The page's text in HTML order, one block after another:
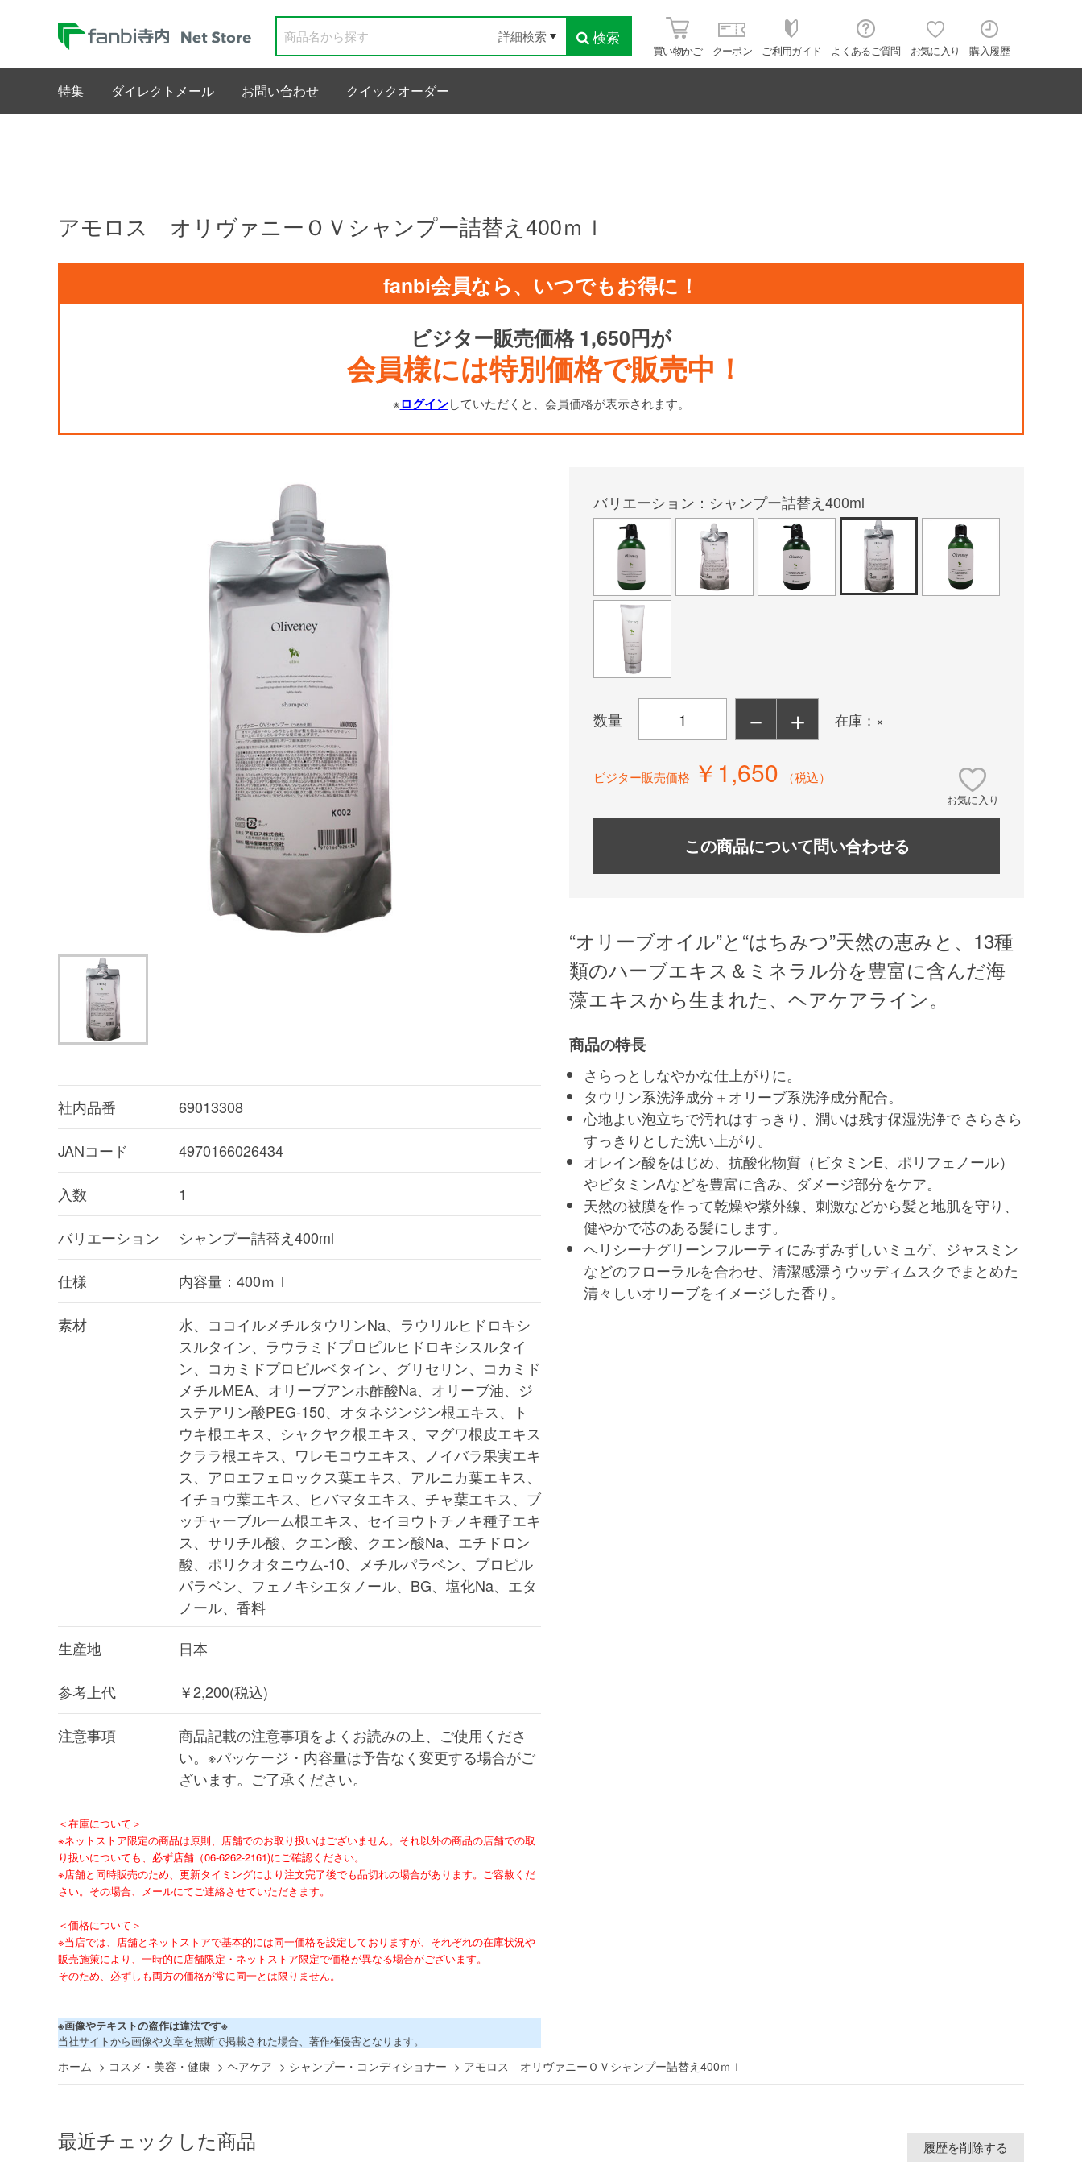
検索
詳細検索
買い物かご クーポン ご利用ガイド よくあるご質問 お気に入り 購入履歴
特集 ダイレクトメール お問い合わせ クイックオーダー
アモロス オリヴァニーＯＶシャンプー詰替え400ｍｌ
fanbi会員なら、いつでもお得に！
ビジター販売価格 1,650円が
会員様には特別価格で販売中！
※ログインしていただくと、会員価格が表示されます。
社内品番 69013308
JANコード 4970166026434
入数 1
バリエーション シャンプー詰替え400ml
仕様 内容量：400ｍｌ
素材
水、ココイルメチルタウリンNa、ラウリルヒドロキシ
スルタイン、ラウラミドプロピルヒドロキシスルタイ
ン、コカミドプロピルベタイン、グリセリン、コカミド
メチルMEA、オリーブアンホ酢酸Na、オリーブ油、ジ
ステアリン酸PEG-150、オタネジンジン根エキス、ト
ウキ根エキス、シャクヤク根エキス、マグワ根皮エキス
クララ根エキス、ワレモコウエキス、ノイバラ果実エキ
ス、アロエフェロックス葉エキス、アルニカ葉エキス、
イチョウ葉エキス、ヒバマタエキス、チャ葉エキス、ブ
ッチャーブルーム根エキス、セイヨウトチノキ種子エキ
ス、サリチル酸、クエン酸、クエン酸Na、エチドロン
酸、ポリクオタニウム-10、メチルパラベン、プロピル
パラベン、フェノキシエタノール、BG、塩化Na、エタ
ノール、香料
生産地
日本
参考上代 ￥2,200(税込)
注意事項
商品記載の注意事項をよくお読みの上、ご使用くださ
い。※パッケージ・内容量は予告なく変更する場合がご
ざいます。ご了承ください。
＜在庫について＞
※ネットストア限定の商品は原則、店舗でのお取り扱いはございません。それ以外の商品の店舗での取
り扱いについても、必ず店舗（06-6262-2161)にご確認ください。
※店舗と同時販売のため、更新タイミングにより注文完了後でも品切れの場合があります。ご容赦くだ
さい。その場合、メールにてご連絡させていただきます。
＜価格について＞
※当店では、店舗とネットストアで基本的には同一価格を設定しておりますが、それぞれの在庫状況や
販売施策により、一時的に店舗限定・ネットストア限定で価格が異なる場合がございます。
そのため、必ずしも両方の価格が常に同一とは限りません。
※画像やテキストの盗作は違法です※
当社サイトから画像や文章を無断で掲載された場合、著作権侵害となります。
バリエーション：シャンプー詰替え400ml
数量 － ＋ 在庫：×
ビジター販売価格 ￥1,650 （税込）
お気に入り
この商品について問い合わせる
“オリーブオイル”と“はちみつ”天然の恵みと、13種
類のハーブエキス＆ミネラル分を豊富に含んだ海
藻エキスから生まれた、ヘアケアライン。
商品の特長
さらっとしなやかな仕上がりに。
タウリン系洗浄成分＋オリーブ系洗浄成分配合。
心地よい泡立ちで汚れはすっきり、潤いは残す保湿洗浄で さらさら
すっきりとした洗い上がり。
オレイン酸をはじめ、抗酸化物質（ビタミンE、ポリフェノール）
やビタミンAなどを豊富に含み、ダメージ部分をケア。
天然の被膜を作って乾燥や紫外線、刺激などから髪と地肌を守り、
健やかで芯のある髪にします。
ヘリシーナグリーンフルーティにみずみずしいミュゲ、ジャスミン
などのフローラルを合わせ、清潔感漂うウッディムスクでまとめた
清々しいオリーブをイメージした香り。
ホーム > コスメ・美容・健康 > ヘアケア > シャンプー・コンディショナー > アモロス オリヴァニーＯＶシャンプー詰替え400ｍｌ
最近チェックした商品 履歴を削除する